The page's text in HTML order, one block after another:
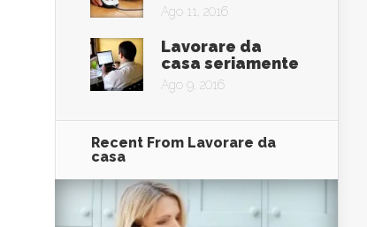
Ago 11, 2016
Lavorare da
casa seriamente
Ago 9, 2016
Recent From Lavorare da
casa